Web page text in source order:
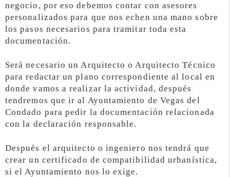
negocio, por eso debemos contar con asesores
personalizados para que nos echen una mano sobre
los pasos necesarios para tramitar toda esta
documentación.
Será necesario un Arquitecto o Arquitecto Técnico
para redactar un plano correspondiente al local en
donde vamos a realizar la actividad, después
tendremos que ir al Ayuntamiento de Vegas del
Condado para pedir la documentación relacionada
con la declaración responsable.
Después el arquitecto o ingeniero nos tendrá que
crear un certificado de compatibilidad urbanística,
si el Ayuntamiento nos lo exige.